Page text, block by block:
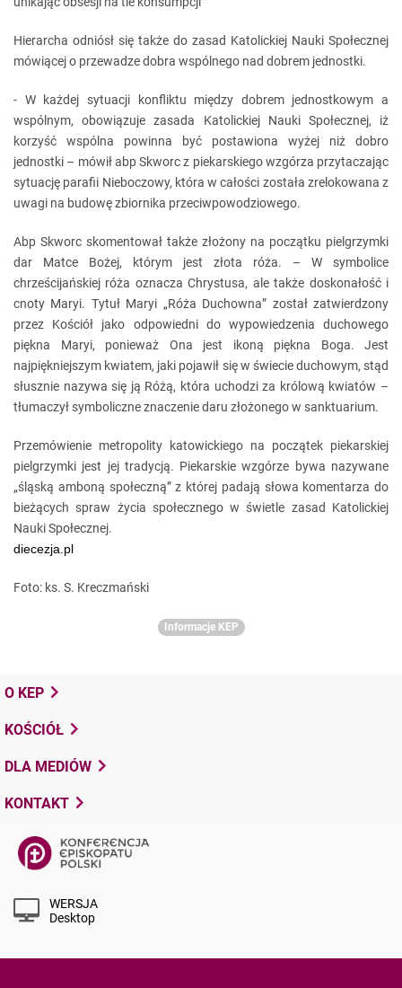
Hierarcha odniósł się także do zasad Katolickiej Nauki Społecznej
mówiącej o przewadze dobra wspólnego nad dobrem jednostki.
- W każdej sytuacji konfliktu między dobrem jednostkowym a
wspólnym, obowiązuje zasada Katolickiej Nauki Społecznej, iż
korzyść wspólna powinna być postawiona wyżej niż dobro
jednostki – mówił abp Skworc z piekarskiego wzgórza przytaczając
sytuację parafii Nieboczowy, która w całości została zrelokowana z
uwagi na budowę zbiornika przeciwpowodziowego.
Abp Skworc skomentował także złożony na początku pielgrzymki
dar Matce Bożej, którym jest złota róża. – W symbolice
chrześcijańskiej róża oznacza Chrystusa, ale także doskonałość i
cnoty Maryi. Tytuł Maryi „Róża Duchowna” został zatwierdzony
przez Kościół jako odpowiedni do wypowiedzenia duchowego
piękna Maryi, ponieważ Ona jest ikoną piękna Boga. Jest
najpiękniejszym kwiatem, jaki pojawił się w świecie duchowym, stąd
słusznie nazywa się ją Różą, która uchodzi za królową kwiatów –
tłumaczył symboliczne znaczenie daru złożonego w sanktuarium.
Przemówienie metropolity katowickiego na początek piekarskiej
pielgrzymki jest jej tradycją. Piekarskie wzgórze bywa nazywane
„śląską amboną społeczną” z której padają słowa komentarza do
bieżących spraw życia społecznego w świetle zasad Katolickiej
Nauki Społecznej.
diecezja.pl
Foto: ks. S. Kreczmański
Informacje KEP
O KEP
KOŚCIÓŁ
DLA MEDIÓW
KONTAKT
WERSJA
Desktop